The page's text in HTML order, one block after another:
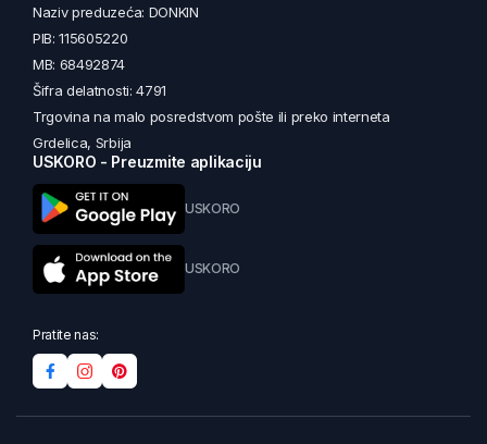
Naziv preduzeća: DONKIN
PIB: 115605220
MB: 68492874
Šifra delatnosti: 4791
Trgovina na malo posredstvom pošte ili preko interneta
Grdelica, Srbija
USKORO - Preuzmite aplikaciju
USKORO
USKORO
Pratite nas: